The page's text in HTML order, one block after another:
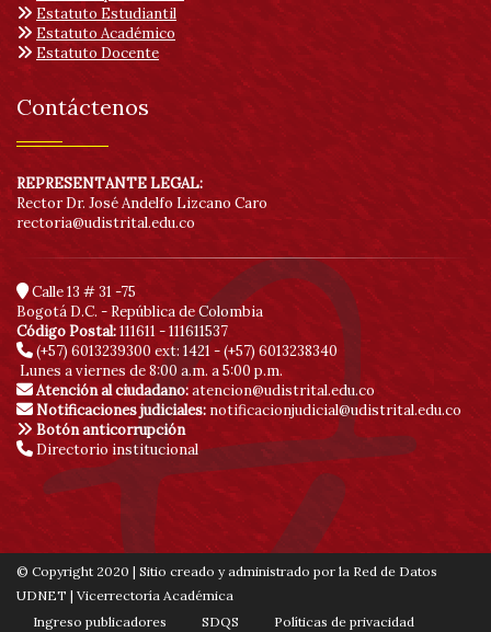
Estatuto Estudiantil
Estatuto Académico
Estatuto Docente
Contáctenos
REPRESENTANTE LEGAL:
Rector Dr. José Andelfo Lizcano Caro
rectoria@udistrital.edu.co
Calle 13 # 31 -75
Bogotá D.C. - República de Colombia
Código Postal:111611 - 111611537
(+57) 6013239300 ext: 1421 - (+57) 6013238340
Lunes a viernes de 8:00 a.m. a 5:00 p.m.
Atención al ciudadano:atencion@udistrital.edu.co
Notificaciones judiciales: notificacionjudicial@udistrital.edu.co
Botón anticorrupción
Directorio institucional
© Copyright 2020 | Sitio creado y administrado por la Red de Datos
UDNET | Vicerrectoría Académica
Ingreso publicadores
SDQS
Políticas de privacidad